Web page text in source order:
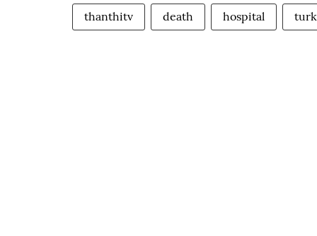
thanthitv death hospital